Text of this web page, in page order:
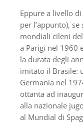
Eppure a livello
per l’appunto),
mondiali cileni
a Parigi nel 1960
la durata degli
imitato il Brasile:
Germania nel
ottanta ad
alla nazionale
al Mundial di